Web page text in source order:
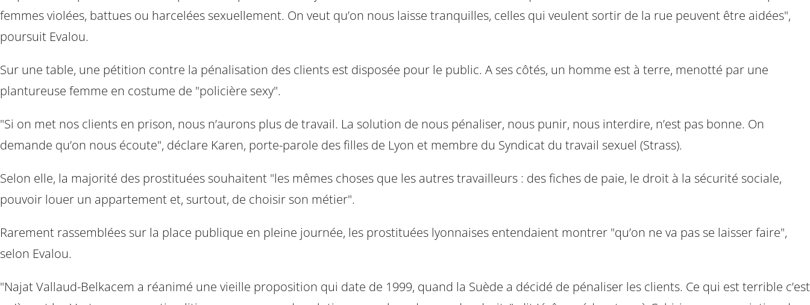
femmes violées, battues ou harcelées sexuellement. On veut qu’on nous laisse tranquilles, celles qui veulent sortir de la rue peuvent être aidées",
poursuit Evalou.
Sur une table, une pétition contre la pénalisation des clients est disposée pour le public. A ses côtés, un homme est à terre, menotté par une
plantureuse femme en costume de "policière sexy".
"Si on met nos clients en prison, nous n’aurons plus de travail. La solution de nous pénaliser, nous punir, nous interdire, n’est pas bonne. On
demande qu’on nous écoute", déclare Karen, porte-parole des filles de Lyon et membre du Syndicat du travail sexuel (Strass).
Selon elle, la majorité des prostituées souhaitent "les mêmes choses que les autres travailleurs : des fiches de paie, le droit à la sécurité sociale,
pouvoir louer un appartement et, surtout, de choisir son métier".
Rarement rassemblées sur la place publique en pleine journée, les prostituées lyonnaises entendaient montrer "qu’on ne va pas se laisser faire",
selon Evalou.
"Najat Vallaud-Belkacem a réanimé une vieille proposition qui date de 1999, quand la Suède a décidé de pénaliser les clients. Ce qui est terrible c’est